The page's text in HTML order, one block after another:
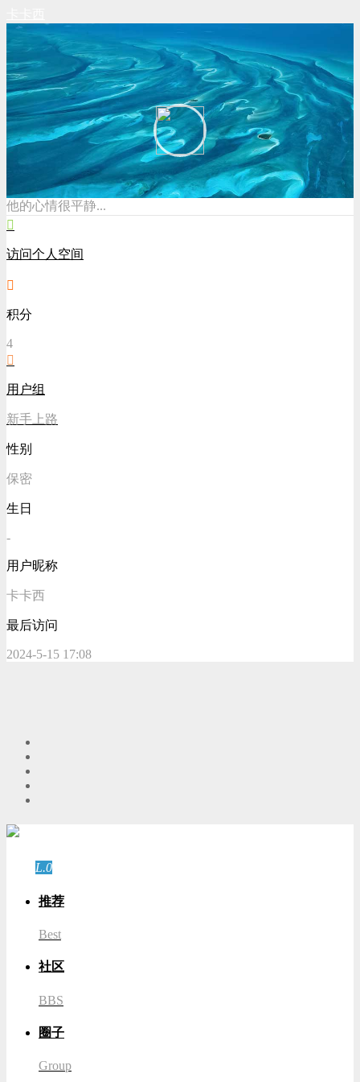
他的心情很平静...
访问个人空间
积分
4
用户组
新手上路
性别
保密
生日
-
用户昵称
卡卡西
最后访问
2024-5-15 17:08
L.0
推荐
Best
社区
BBS
圈子
Group